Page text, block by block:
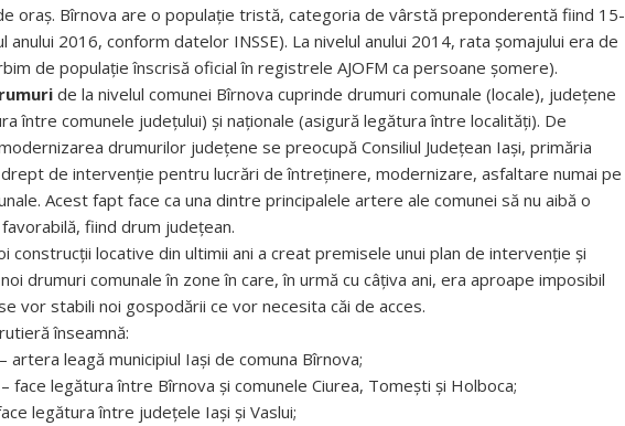
oraș. Bîrnova are o populație tristă, categoria de vârstă preponderentă fiind 15-
anului 2016, conform datelor INSSE). La nivelul anului 2014, rata șomajului era de
de populație înscrisă oficial în registrele AJOFM ca persoane șomere).
de la nivelul comunei Bîrnova cuprinde drumuri comunale (locale), județene
între comunele județului) și naționale (asigură legătura între localități). De
drumurilor județene se preocupă Consiliul Județean Iași, primăria
de intervenție pentru lucrări de întreținere, modernizare, asfaltare numai pe
Acest fapt face ca una dintre principalele artere ale comunei să nu aibă o
fiind drum județean.
construcții locative din ultimii ani a creat premisele unui plan de intervenție și
drumuri comunale în zone în care, în urmă cu câțiva ani, era aproape imposibil
vor stabili noi gospodării ce vor necesita căi de acces.
înseamnă:
artera leagă municipiul Iași de comuna Bîrnova;
face legătura între Bîrnova și comunele Ciurea, Tomești și Holboca;
legătura între județele Iași și Vaslui;